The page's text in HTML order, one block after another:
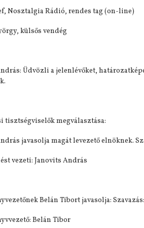
Nosztalgia Rádió, rendes tag (on-line)
külsős vendég
Üdvözli a jelenlévőket,
tisztségviselők megválasztása:
javasolja magát levezető elnöknek.
vezeti: Janovits András
Belán Tibort javasolja:
Belán Tibor
2021.11.05. Riport a Civil Rádióban